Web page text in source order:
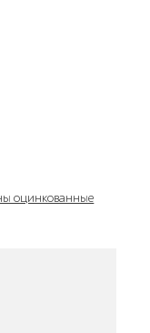
оцинкованные